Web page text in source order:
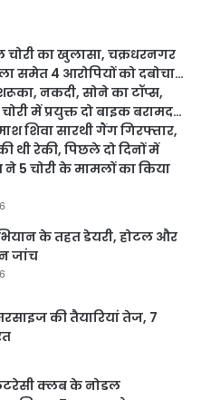
का खुलासा, चक्रधरनगर
समेत 4 आरोपियों को दबोचा…
नकदी, सोने का टॉप्स,
में प्रयुक्त दो बाइक बरामद…
शिवा सारथी गैंग गिरफ्तार,
थी रेकी, पिछले दो दिनों में
5 चोरी के मामलों का किया
के तहत डेयरी, होटल और
जांच
की तैयारियां तेज, 7
क्लब के नोडल